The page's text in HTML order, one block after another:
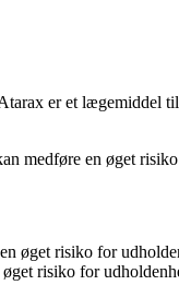
er et
medføre en øget
øget risiko for
risiko for